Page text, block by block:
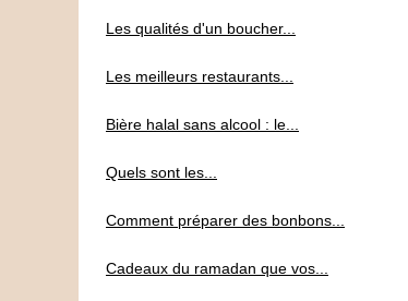
Les qualités d'un boucher...
Les meilleurs restaurants...
Bière halal sans alcool : le...
Quels sont les...
Comment préparer des bonbons...
Cadeaux du ramadan que vos...